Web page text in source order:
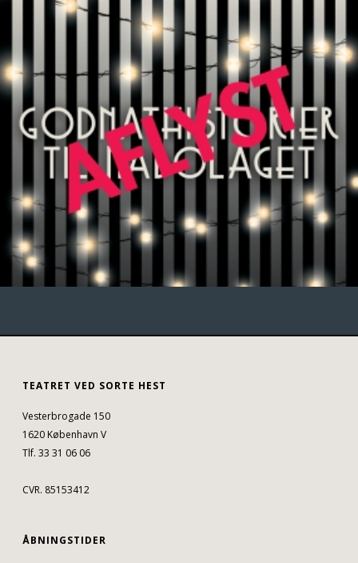
TEATRET VED SORTE HEST
Vesterbrogade 150
1620 København V
Tlf. 33 31 06 06
CVR. 85153412
ÅBNINGSTIDER